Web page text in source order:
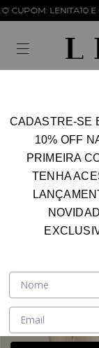
LENITA10 E
Macacão
CADASTRE-SE
10% OFF
PRIMEIRA
TENHA